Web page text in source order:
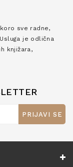
sve radne,
je odlična
knjižara,
PRIJAVI SE